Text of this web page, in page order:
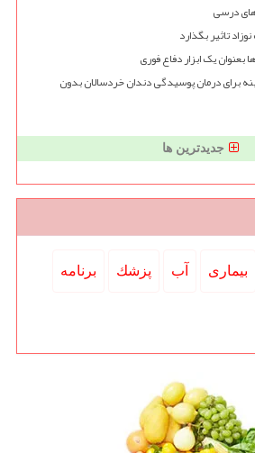
درسی
تاثیر بگذارد
بعنوان یک ابزار دفاع فوری
برای درمان پوسیدگی دندان خردسالان بدون
جدیدترین ها
بیماری آب پزشك برنامه